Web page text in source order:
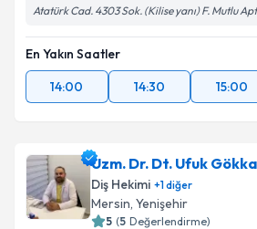
Atatürk Cad. 4303 Sok. (Kilise yanı) F. Mutlu
En Yakın Saatler
14:00
14:30 15:00
Uzm. Dr. Dt. Ufuk
Diş Hekimi +1diğer
Mersin, Yenişehir
5 (5 Değerlendirme)